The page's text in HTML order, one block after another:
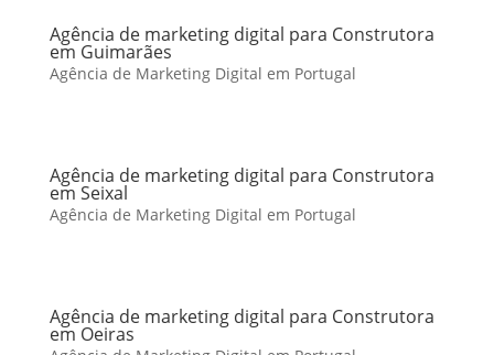
Agência de marketing digital para Construtora
em Guimarães
Agência de Marketing Digital em Portugal
Agência de marketing digital para Construtora
em Seixal
Agência de Marketing Digital em Portugal
Agência de marketing digital para Construtora
em Oeiras